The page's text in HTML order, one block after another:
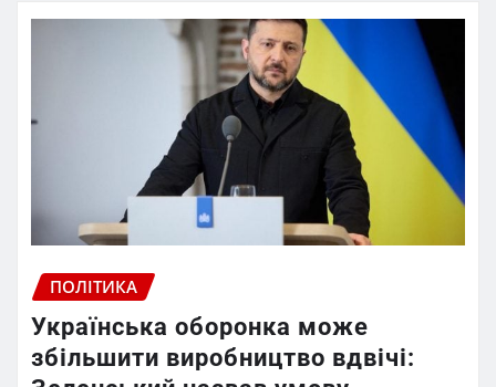
ПОЛІТИКА
Українська оборонка може
збільшити виробництво вдвічі: